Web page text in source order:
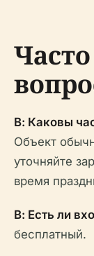
В: Каковы
Объект
уточняйте
время
В: Есть ли
бесплатный.